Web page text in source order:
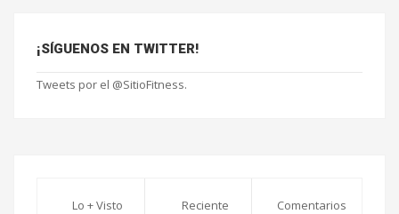
¡SÍGUENOS EN TWITTER!
Tweets por el @SitioFitness.
Lo + Visto Reciente Comentarios